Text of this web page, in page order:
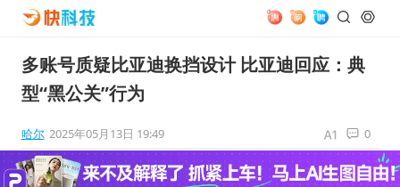
多账号质疑比亚迪换挡设计 比亚迪回应：典
型“黑公关”行为
哈尔 2025年05月13日 19:49 0